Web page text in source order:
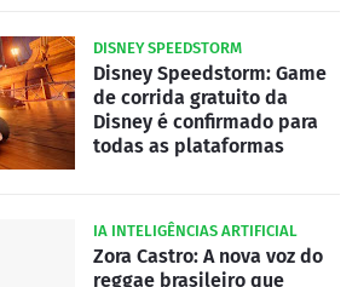
DISNEY SPEEDSTORM
Disney Speedstorm: Game
de corrida gratuito da
Disney é confirmado para
todas as plataformas
IA INTELIGÊNCIAS ARTIFICIAL
Zora Castro: A nova voz do
reggae brasileiro que